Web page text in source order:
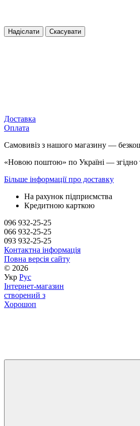
Надіслати Скасувати
Доставка
Оплата
Самовивіз з нашого магазину —
«Новою поштою» по Україні — згідно
Більше інформації про доставку
На рахунок підприємства
Кредитною карткою
096 932-25-25
066 932-25-25
093 932-25-25
Контактна інформація
Повна версія сайту
© 2026
Укр Рус
Інтернет-магазин
створений з
Хорошоп